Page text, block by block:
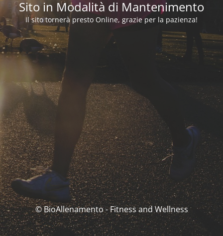
Sito in Modalità di Mantenimento
Il sito tornerà presto Online, grazie per la pazienza!
© BioAllenamento - Fitness and Wellness